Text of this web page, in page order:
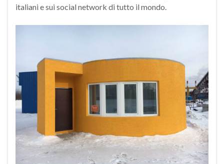
italiani e sui social network di tutto il mondo.